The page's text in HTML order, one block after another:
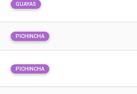
GUAYAS
PICHINCHA
PICHINCHA